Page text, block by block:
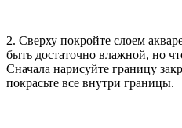
2. Сверху покройте слоем
быть достаточно влажной, но
Сначала нарисуйте границу
покрасьте все внутри границы.